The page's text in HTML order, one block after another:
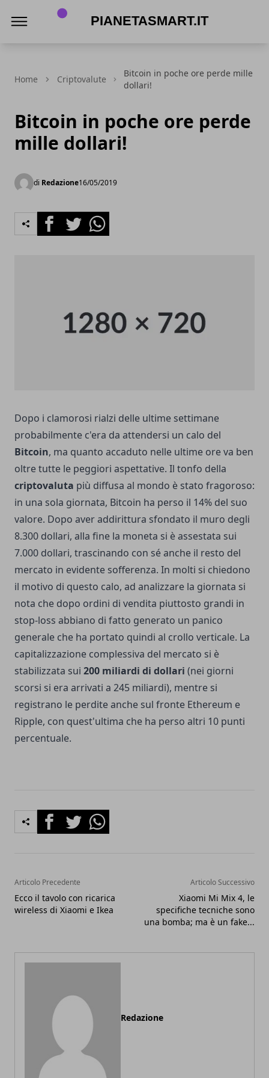
Home Criptovalute
Bitcoin in poche ore perde mille
dollari!
Bitcoin in poche ore perde
mille dollari!
di Redazione16/05/2019
FacebookTwitterWhatsapp
Dopo i clamorosi rialzi delle ultime settimane
probabilmente c'era da attendersi un calo del
Bitcoin, ma quanto accaduto nelle ultime ore va ben
oltre tutte le peggiori aspettative. Il tonfo della
criptovaluta più diffusa al mondo è stato fragoroso:
in una sola giornata, Bitcoin ha perso il 14% del suo
valore. Dopo aver addirittura sfondato il muro degli
8.300 dollari, alla fine la moneta si è assestata sui
7.000 dollari, trascinando con sé anche il resto del
mercato in evidente sofferenza. In molti si chiedono
il motivo di questo calo, ad analizzare la giornata si
nota che dopo ordini di vendita piuttosto grandi in
stop-loss abbiano di fatto generato un panico
generale che ha portato quindi al crollo verticale. La
capitalizzazione complessiva del mercato si è
stabilizzata sui 200 miliardi di dollari (nei giorni
scorsi si era arrivati a 245 miliardi), mentre si
registrano le perdite anche sul fronte Ethereum e
Ripple, con quest'ultima che ha perso altri 10 punti
percentuale.
FacebookTwitterWhatsapp
Articolo Precedente
Ecco il tavolo con ricarica
wireless di Xiaomi e Ikea
Articolo Successivo
Xiaomi Mi Mix 4, le
specifiche tecniche sono
una bomba; ma è un fake...
Redazione